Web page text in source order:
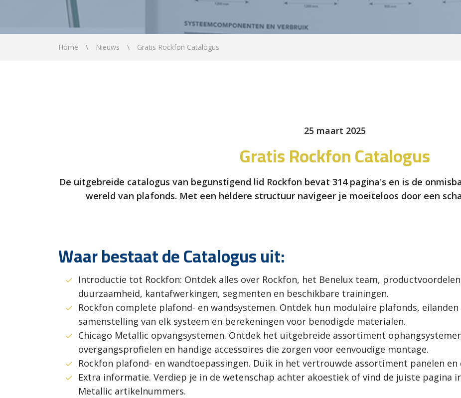
Home Nieuws Gratis Rockfon Catalogus
25 maart 2025
Gratis Rockfon Catalogus
De uitgebreide catalogus van begunstigend lid Rockfon bevat 314 pagina's en is de
wereld van plafonds. Met een heldere structuur navigeer je moeiteloos door een
Waar bestaat de Catalogus uit:
Introductie tot Rockfon: Ontdek alles over Rockfon, het Benelux team,
duurzaamheid, kantafwerkingen, segmenten en beschikbare trainingen.
Rockfon complete plafond- en wandsystemen. Ontdek hun modulaire plafonds, eilanden
samenstelling van elk systeem en berekeningen voor benodigde materialen.
Chicago Metallic opvangsystemen. Ontdek het uitgebreide assortiment
overgangsprofielen en handige accessoires die zorgen voor eenvoudige montage.
Rockfon plafond- en wandtoepassingen. Duik in het vertrouwde assortiment panelen
Extra informatie. Verdiep je in de wetenschap achter akoestiek of vind de juiste pagina
Metallic artikelnummers.